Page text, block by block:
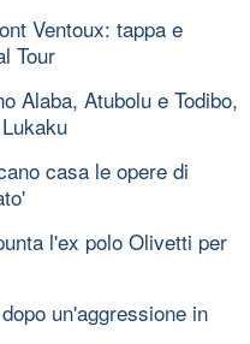
Ventoux: tappa e
Tour
Alaba, Atubolu e Todibo,
casa le opere di
l'ex polo Olivetti per
un'aggressione in